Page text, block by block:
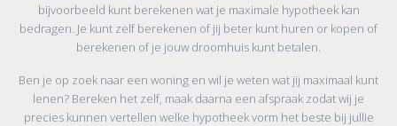
bijvoorbeeld kunt berekenen wat je maximale hypotheek kan
bedragen. Je kunt zelf berekenen of jij beter kunt huren or kopen of
berekenen of je jouw droomhuis kunt betalen.
Ben je op zoek naar een woning en wil je weten wat jij maximaal kunt
lenen? Bereken het zelf, maak daarna een afspraak zodat wij je
precies kunnen vertellen welke hypotheek vorm het beste bij jullie